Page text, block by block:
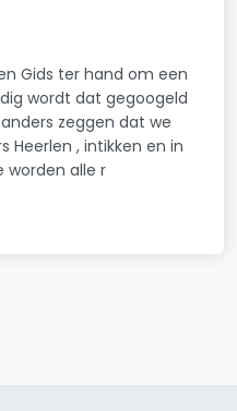
Gids ter hand om een
wordt dat gegoogeld
zeggen dat we
Heerlen , intikken en in
worden alle r